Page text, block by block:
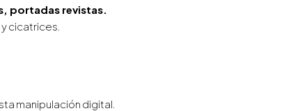
portadas revistas.
cicatrices.
manipulación digital.